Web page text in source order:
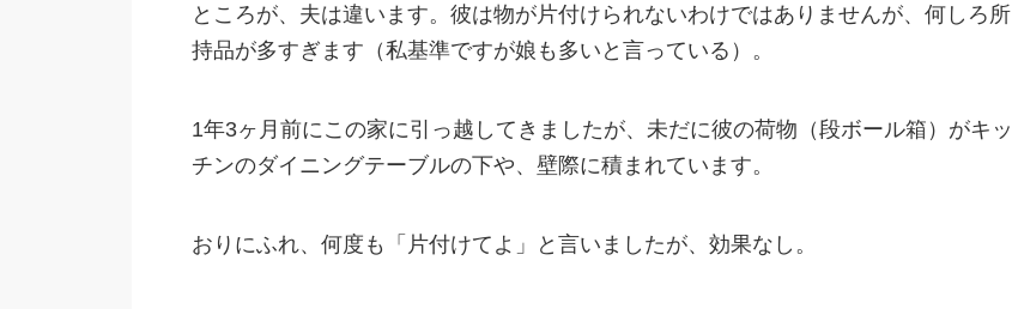
ところが、夫は違います。彼は物が片付けられないわけではありませんが、何しろ所
持品が多すぎます（私基準ですが娘も多いと言っている）。
1年3ヶ月前にこの家に引っ越してきましたが、未だに彼の荷物（段ボール箱）がキッ
チンのダイニングテーブルの下や、壁際に積まれています。
おりにふれ、何度も「片付けてよ」と言いましたが、効果なし。